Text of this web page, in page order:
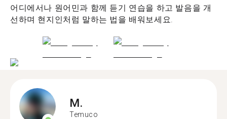
어디에서나 원어민과 함께 듣기 연습을 하고 발음을 개
선하며 현지인처럼 말하는 법을 배워보세요.
M.
Temuco